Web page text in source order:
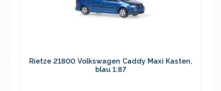
Rietze 21800 Volkswagen Caddy Maxi Kasten,
blau 1:87